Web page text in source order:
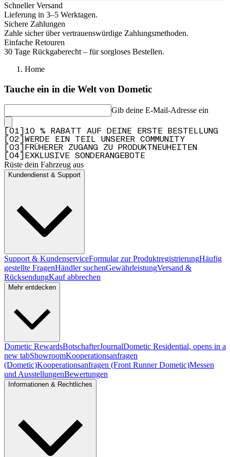
Schneller Versand
Lieferung in 3–5 Werktagen.
Sichere Zahlungen
Zahle sicher über vertrauenswürdige Zahlungsmethoden.
Einfache Retouren
30 Tage Rückgaberecht – für sorgloses Bestellen.
Home
Tauche ein in die Welt von Dometic
Gib deine E-Mail-Adresse ein
01
10 % RABATT AUF DEINE ERSTE BESTELLUNG
02
WERDE EIN TEIL UNSERER COMMUNITY
03
FRÜHERER ZUGANG ZU PRODUKTNEUHEITEN
04 EXKLUSIVE SONDERANGEBOTE
Rüste dein Fahrzeug aus
Kundendienst & Support
Support & KundenserviceFormular zur ProduktregistrierungHäufig
gestellte FragenHändler suchenGewährleistungVersand &
RücksendungKauf abbrechen
Mehr entdecken
Dometic RewardsBotschafterJournalDometic Residential, opens in a
new tabShowroomKooperationsanfragen
(Dometic)Kooperationsanfragen (Front Runner Dometic)Messen
und AusstellungenBewertungen
Informationen & Rechtliches